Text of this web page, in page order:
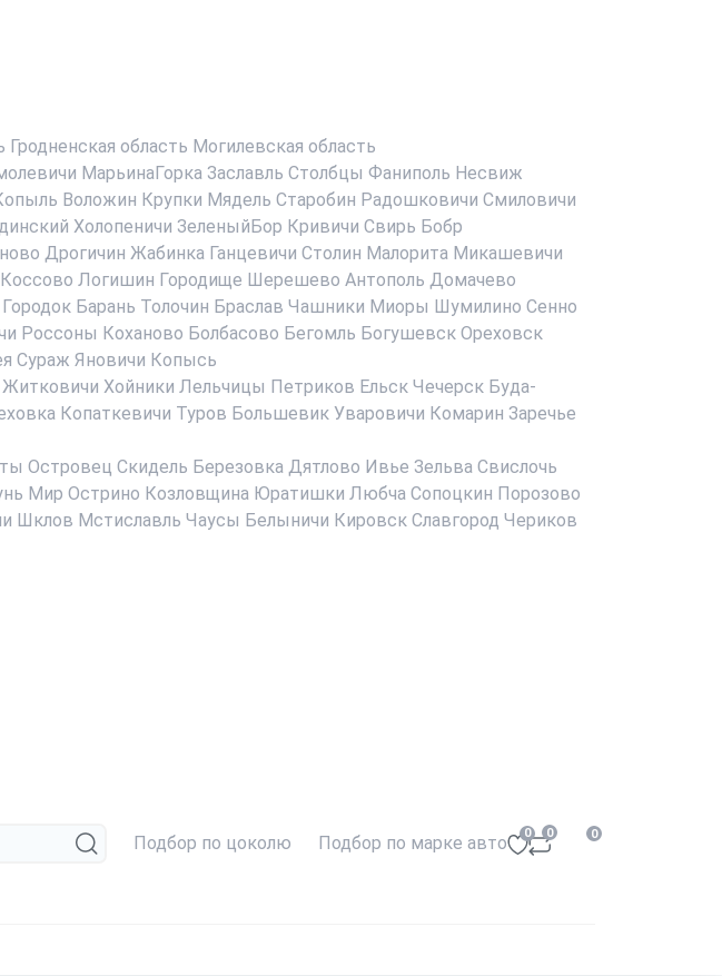
Гродненская область Могилевская область
МарьинаГорка Заславль Столбцы Фаниполь Несвиж
Воложин Крупки Мядель Старобин Радошковичи Смиловичи
Холопеничи ЗеленыйБор Кривичи Свирь Бобр
Дрогичин Жабинка Ганцевичи Столин Малорита Микашевичи
Коссово Логишин Городище Шерешево Антополь Домачево
Городок Барань Толочин Браслав Чашники Миоры Шумилино Сенно
Россоны Коханово Болбасово Бегомль Богушевск Ореховск
Сураж Яновичи Копысь
Житковичи Хойники Лельчицы Петриков Ельск Чечерск Буда-
Копаткевичи Туров Большевик Уваровичи Комарин Заречье
Островец Скидель Березовка Дятлово Ивье Зельва Свислочь
Мир Острино Козловщина Юратишки Любча Сопоцкин Порозово
Шклов Мстиславль Чаусы Белыничи Кировск Славгород Чериков
Подбор по цоколю Подбор по марке авто 0 0 0